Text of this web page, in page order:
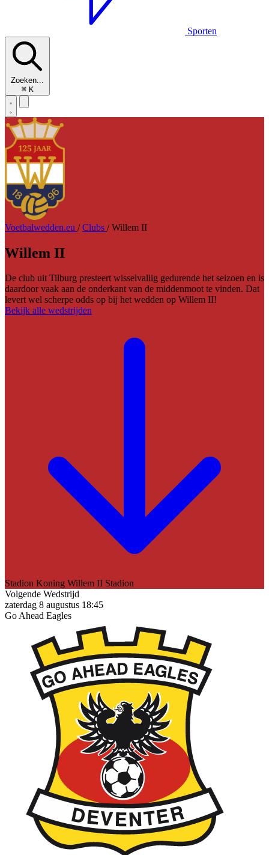
Sporten
Zoeken...
⌘ K
Voetbalwedden.eu / Clubs / Willem II
Willem II
De club uit Tilburg presteert wisselvallig gedurende het seizoen en is
daardoor vaak aan de onderkant van de middenmoot te vinden. Dat
levert wel scherpe odds op bij het wedden op Willem II!
Bekijk alle wedstrijden
Stadion Koning Willem II Stadion
Volgende Wedstrijd
zaterdag 8 augustus 18:45
Go Ahead Eagles